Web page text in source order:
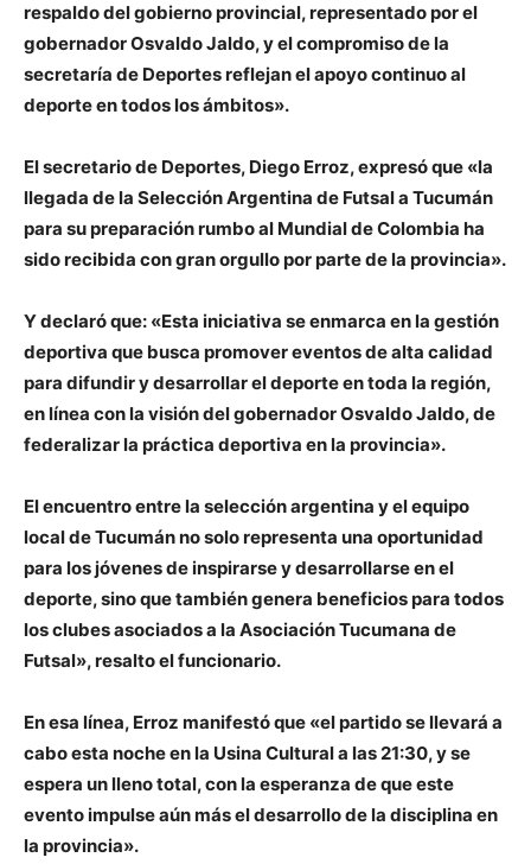
respaldo del gobierno provincial, representado por el
gobernadorOsvaldo Jaldo, y el compromiso de la
secretaría de Deportes reflejan el apoyo continuo al
deporte en todos los ámbitos».
El secretario de Deportes, Diego Erroz,expresó que «la
llegada de la Selección Argentina de Futsal a Tucumán
para su preparación rumbo al Mundial de Colombia ha
sido recibida con gran orgullo por parte de la provincia».
Y declaró que: «Esta iniciativa se enmarca en la gestión
deportiva que busca promover eventos de alta calidad
para difundir y desarrollar el deporte en toda la región,
en línea con la visión del gobernadorOsvaldo Jaldo, de
federalizar la práctica deportiva en la provincia».
El encuentro entre la selección argentina y el equipo
local de Tucumán no solo representa una oportunidad
para los jóvenes de inspirarse y desarrollarse en el
deporte, sino que también genera beneficios para todos
los clubes asociados a la Asociación Tucumana de
Futsal», resalto el funcionario.
En esa línea, Erroz manifestó que «el partido se llevará a
cabo esta noche en la Usina Cultural a las 21:30, y se
espera un lleno total, con la esperanza de que este
evento impulse aún más el desarrollo de la disciplina en
la provincia».